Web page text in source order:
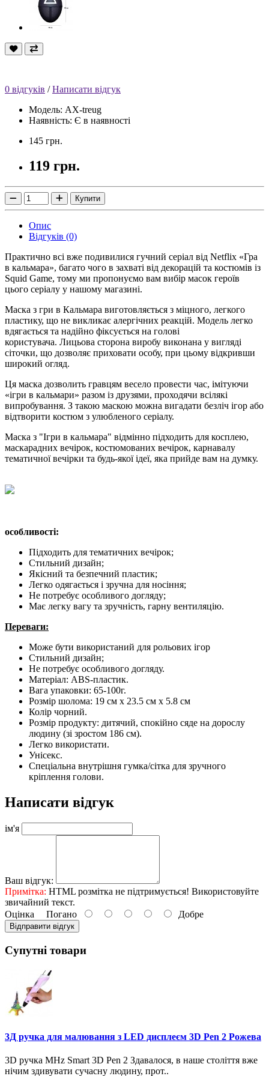
0 відгуків /Написати відгук
Модель: AX-treug
Наявність: Є в наявності
145 грн.
119 грн.
Купити
Опис
Відгуків (0)
Практично всі вже подивилися гучний серіал від Netflix «Гра
в кальмара», багато чого в захваті від декорацій та костюмів із
Squid Game, тому ми пропонуємо вам вибір масок героїв
цього серіалу у нашому магазині.
Маска з гри в Кальмара виготовляється з міцного, легкого
пластику, що не викликає алергічних реакцій. Модель легко
вдягається та надійно фіксується на голові
користувача. Лицьова сторона виробу виконана у вигляді
сіточки, що дозволяє приховати особу, при цьому відкривши
широкий огляд.
Ця маска дозволить гравцям весело провести час, імітуючи
«ігри в кальмари» разом із друзями, проходячи всілякі
випробування. З такою маскою можна вигадати безліч ігор або
відтворити костюм з улюбленого серіалу.
Маска з "Ігри в кальмара" відмінно підходить для косплею,
маскарадних вечірок, костюмованих вечірок, карнавалу
тематичної вечірки та будь-якої ідеї, яка прийде вам на думку.
особливості:
Підходить для тематичних вечірок;
Стильний дизайн;
Якісний та безпечний пластик;
Легко одягається і зручна для носіння;
Не потребує особливого догляду;
Має легку вагу та зручність, гарну вентиляцію.
Переваги:
Може бути використаний для рольових ігор
Стильний дизайн;
Не потребує особливого догляду.
Матеріал: ABS-пластик.
Вага упаковки: 65-100г.
Розмір шолома: 19 см х 23.5 см х 5.8 см
Колір чорний.
Розмір продукту: дитячий, спокійно сяде на дорослу
людину (зі зростом 186 см).
Легко використати.
Унісекс.
Спеціальна внутрішня гумка/сітка для зручного
кріплення голови.
Написати відгук
ім'я
Ваш відгук:
Примітка: HTML розмітка не підтримується! Використовуйте
звичайний текст.
Оцінка Погано Добре
Відправити відгук
Супутні товари
3Д ручка для малювання з LED дисплеєм 3D Pen 2 Рожева
3D ручка MHz Smart 3D Pen 2 Здавалося, в наше століття вже
нічим здивувати сучасну людину, прот..